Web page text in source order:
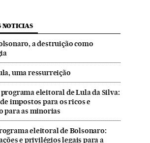
NOTICIAS
a destruição como
uma ressurreição
programa eleitoral de Lula da Silva:
impostos para os ricos e
para as minorias
eleitoral de Bolsonaro:
e privilégios legais para a